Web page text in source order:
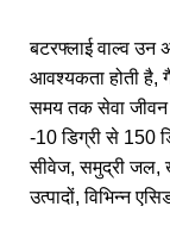
बटरफ्लाई वाल्व उन
आवश्यकता होती है,
समय तक सेवा जीवन
-10 डिग्री से 150
सीवेज, समुद्री जल,
उत्पादों, विभिन्न